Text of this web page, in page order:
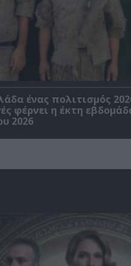
ένας πολιτισμός
φέρνει η έκτη
2026